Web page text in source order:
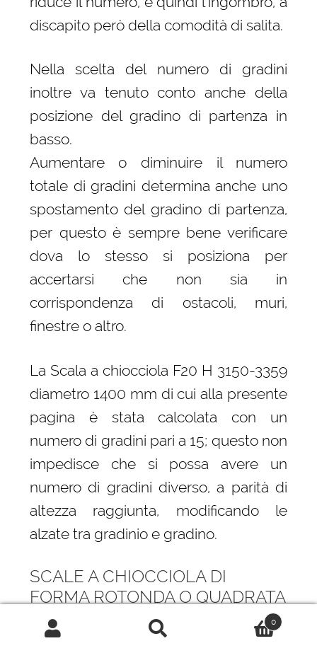
discapito però della comodità di salita.
Nella scelta del numero di gradini
inoltre va tenuto conto anche della
posizione del gradino di partenza in
basso.
Aumentare o diminuire il numero
totale di gradini determina anche uno
spostamento del gradino di partenza,
per questo è sempre bene verificare
dova lo stesso si posiziona per
accertarsi che non sia in
corrispondenza di ostacoli, muri,
finestre o altro.
La Scala a chiocciola F20 H 3150-3359
diametro 1400 mm di cui alla presente
pagina è stata calcolata con un
numero di gradini pari a 15; questo non
impedisce che si possa avere un
numero di gradini diverso, a parità di
altezza raggiunta, modificando le
alzate tra gradinio e gradino.
SCALE A CHIOCCIOLA DI
FORMA ROTONDA O QUADRATA
La principale differenza, da cui
0